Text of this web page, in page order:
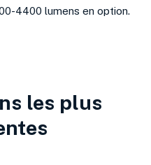
4400 lumens en option.
les plus